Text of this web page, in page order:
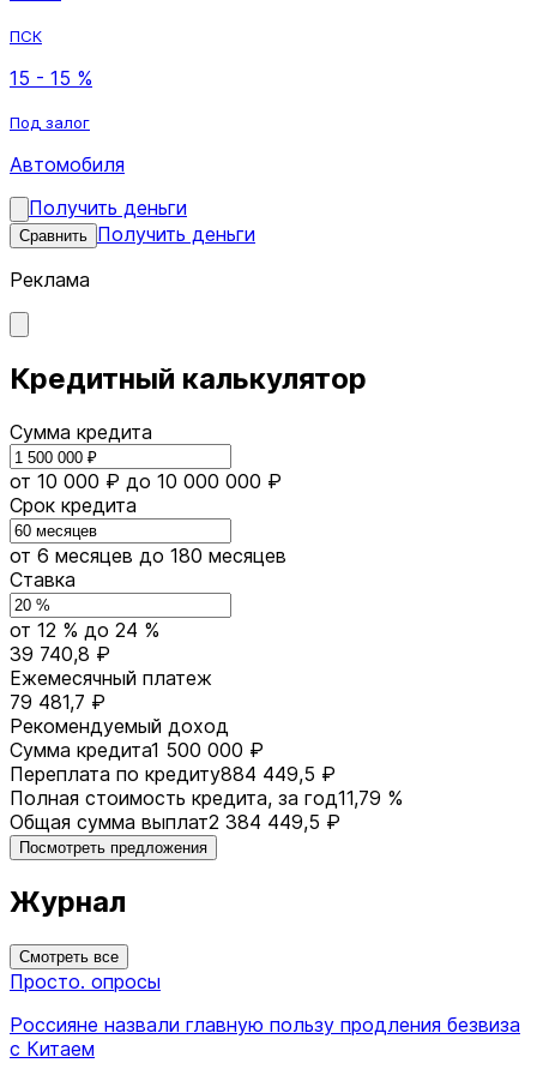
ПСК
15 - 15 %
Под залог
Автомобиля
Получить деньги
Сравнить Получить деньги
Реклама
Кредитный калькулятор
Сумма кредита
от 10 000 ₽ до 10 000 000 ₽
Срок кредита
от 6 месяцев до 180 месяцев
Ставка
от 12 % до 24 %
39 740,8 ₽
Ежемесячный платеж
79 481,7 ₽
Рекомендуемый доход
Сумма кредита1 500 000 ₽
Переплата по кредиту884 449,5 ₽
Полная стоимость кредита, за год11,79 %
Общая сумма выплат2 384 449,5 ₽
Посмотреть предложения
Журнал
Смотреть все
Просто. опросы
Россияне назвали главную пользу продления безвиза
с Китаем